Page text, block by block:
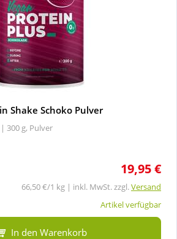
Shake Schoko Pulver
300 g, Pulver
19,95 €
66,50 €/1 kg | inkl. MwSt. zzgl.Versand
Artikel verfügbar
In den Warenkorb